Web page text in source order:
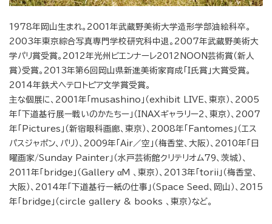
1978年岡山生まれ。2001年武蔵野美術大学造形学部油絵科卒。
2003年東京綜合写真専門学校研究科中退。2007年武蔵野美術大
学パリ賞受賞。2012年光州ビエンナーレ2012NOON芸術賞（新人
賞）受賞。2013年第6回岡山県新進美術家育成「I氏賞」大賞受賞。
2014年鉄犬へテロトピア文学賞受賞。
主な個展に、2001年「musashino」（exhibit LIVE、東京）、2005
年「下道基行展ー戦いのかたちー」（INAXギャラリー2、東京）、2007
年「Pictures」（新宿眼科画廊、東京）、2008年「Fantomes」（エス
パスジャポン、パリ）、2009年「Air／空」（梅香堂、大阪）、2010年「日
曜画家/Sunday Painter」（水戸芸術館クリテリオム79、茨城）、
2011年「bridge」（Gallery αM 、東京）、2013年「torii」（梅香堂、
大阪）、2014年「下道基行ー紙の仕事」（Space Seed、岡山）、2015
年「bridge」（circle gallery & books 、東京）など。